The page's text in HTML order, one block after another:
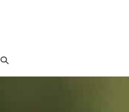
SEARCH